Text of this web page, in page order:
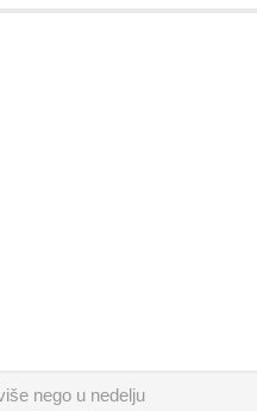
nego u nedelju